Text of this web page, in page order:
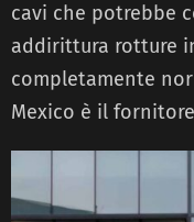
cavi che potrebbe
addirittura rotture
completamente
Mexico è il